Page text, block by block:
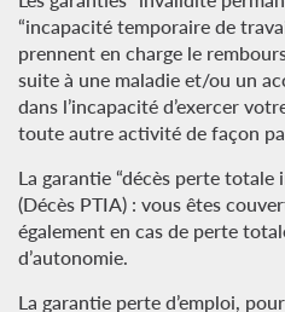
“incapacité temporaire de
prennent en charge le
suite à une maladie et/ou un
dans l’incapacité d’exercer
toute autre activité de façon
La garantie “décès perte totale
(Décès PTIA) : vous êtes
également en cas de perte
d’autonomie.
La garantie perte d’emploi,